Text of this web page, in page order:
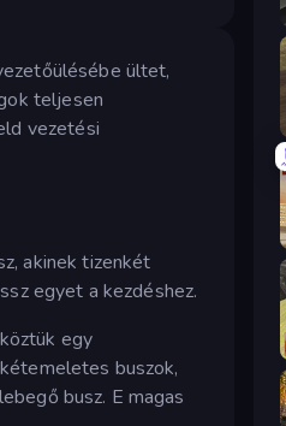
ültet,
teljesen
vezetési
akinek tizenkét
egyet a kezdéshez.
egy
buszok,
busz. E magas